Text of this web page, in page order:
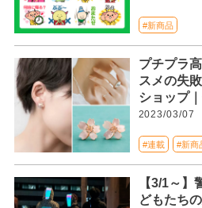
#新商品
プチプラ
スメの失
ショップ
2023/03/07
#連載 #新商
【3/1～】
どもたち